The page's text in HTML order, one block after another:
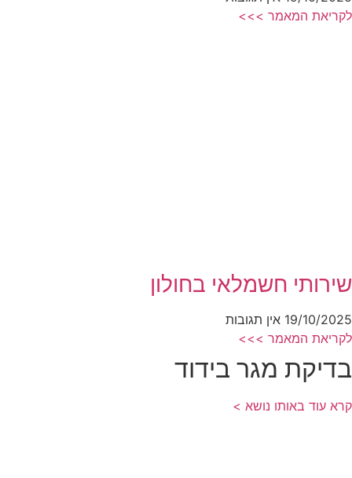
לקריאת המאמר >>>
שירותי חשמלאי בחולון
19/10/2025 אין תגובות
לקריאת המאמר >>>
בדיקת מגר בידוד
קרא עוד באותו נושא >